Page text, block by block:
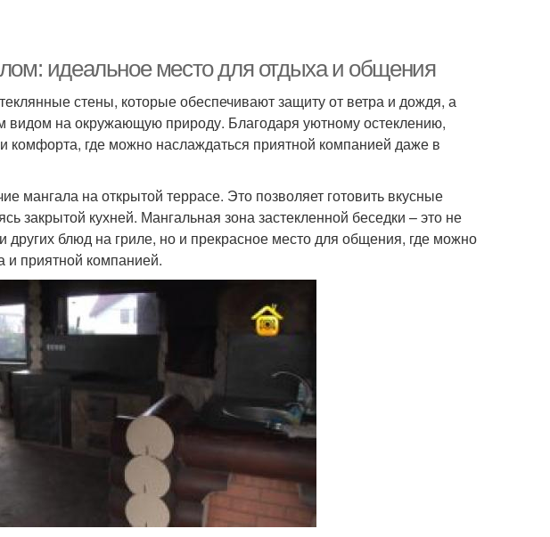
идеальное место для отдыха и общения
стены, которые обеспечивают защиту от ветра и дождя, а
видом на окружающую природу. Благодаря уютному остеклению,
комфорта, где можно наслаждаться приятной компанией даже в
мангала на открытой террасе. Это позволяет готовить вкусные
закрытой кухней. Мангальная зона застекленной беседки – это не
блюд на гриле, но и прекрасное место для общения, где можно
и приятной компанией.